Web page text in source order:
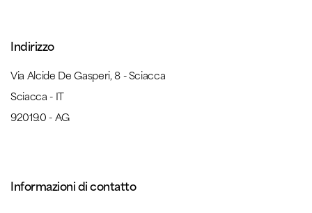
Indirizzo
Via Alcide De Gasperi, 8 - Sciacca
Sciacca - IT
92019.0 - AG
Informazioni di contatto